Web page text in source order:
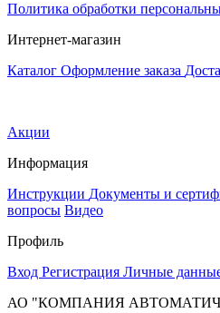
Политика обработки
Интернет-магазин
Каталог Оформление заказа
Акции
Информация
Инструкции Документы и
вопросы Видео
Профиль
Вход Регистрация Личные
АО "КОМПАНИЯ